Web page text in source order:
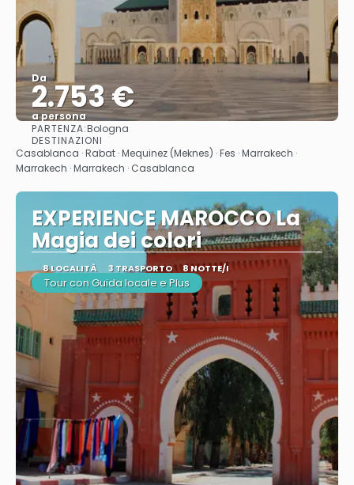
Da
2.753 €
a persona
PARTENZA:Bologna
DESTINAZIONI
Casablanca · Rabat · Mequinez (Meknes) · Fes · Marrakech ·
Marrakech · Marrakech · Casablanca
EXPERIENCE MAROCCO La
Magia dei colori
8 LOCALITÀ 3 TRASPORTO 8 NOTTE/I
Tour con Guida locale e Plus